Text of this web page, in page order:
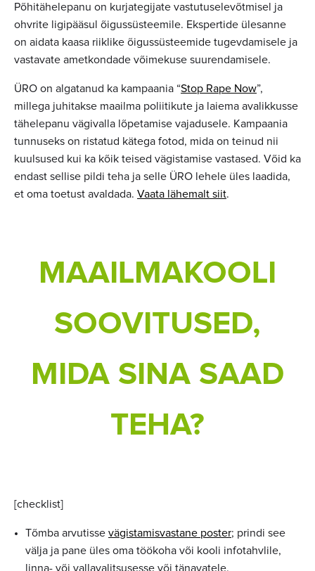
Põhitähelepanu on kurjategijate vastutuselevõtmisel ja
ohvrite ligipääsul õigussüsteemile. Ekspertide ülesanne
on aidata kaasa riiklike õigussüsteemide tugevdamisele ja
vastavate ametkondade võimekuse suurendamisele.
ÜRO on algatanud ka kampaania “Stop Rape Now”,
millega juhitakse maailma poliitikute ja laiema avalikkusse
tähelepanu vägivalla lõpetamise vajadusele. Kampaania
tunnuseks on ristatud kätega fotod, mida on teinud nii
kuulsused kui ka kõik teised vägistamise vastased. Võid ka
endast sellise pildi teha ja selle ÜRO lehele üles laadida,
et oma toetust avaldada. Vaata lähemalt siit.
MAAILMAKOOLI
SOOVITUSED,
MIDA SINA SAAD
TEHA?
[checklist]
Tõmba arvutisse vägistamisvastane poster; prindi see
välja ja pane üles oma töökoha või kooli infotahvlile,
linna- või vallavalitsusesse või tänavatele.